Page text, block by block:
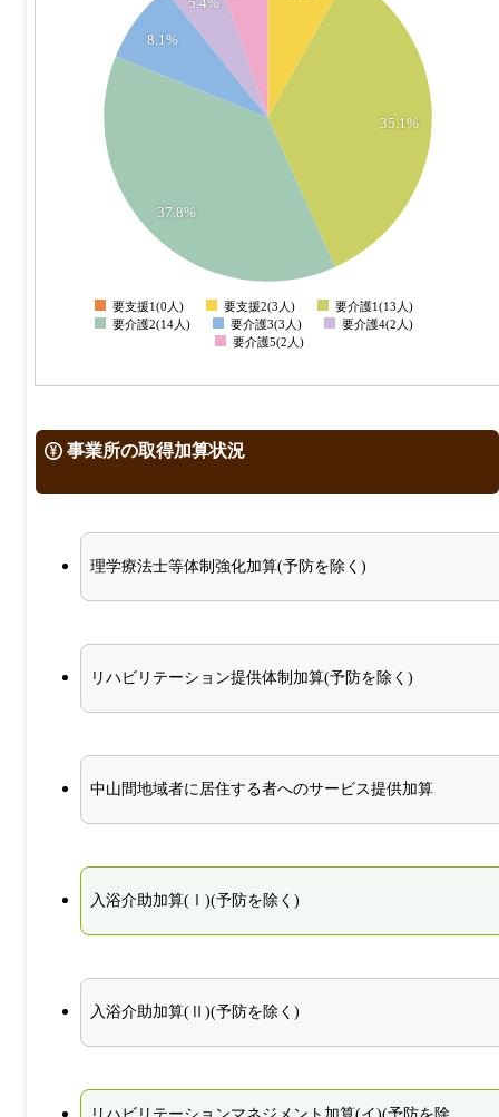
35.1%
37.8%
8.1%
0
要支援1(0人) 要支援2(3人)
要介護1(13人)
要介護2(14人)
要介護3(3人)
要介護4(2人)
要介護5(2人)
事業所の取得加算状況
理学療法士等体制強化加算(予防を除く)
リハビリテーション提供体制加算(予防を除く)
中山間地域者に居住する者へのサービス提供加算
入浴介助加算(Ⅰ)(予防を除く)
入浴介助加算(Ⅱ)(予防を除く)